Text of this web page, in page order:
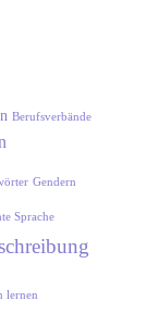
Berufsverbände
Gendern
Sprache
lernen